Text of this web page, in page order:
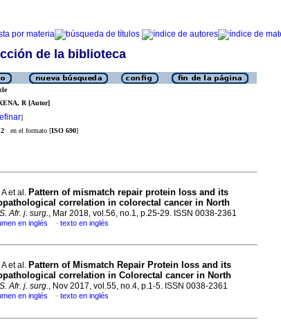
de la biblioteca
R [Autor]
]
en el formato [ISO 690]
A et al. Pattern of mismatch repair protein loss and its
correlation in colorectal cancer in North
S. Afr. j. surg., Mar 2018, vol.56, no.1, p.25-29. ISSN 0038-2361
en inglés · texto en inglés
A et al. Pattern of Mismatch Repair Protein loss and its
correlation in Colorectal cancer in North
S. Afr. j. surg., Nov 2017, vol.55, no.4, p.1-5. ISSN 0038-2361
en inglés · texto en inglés